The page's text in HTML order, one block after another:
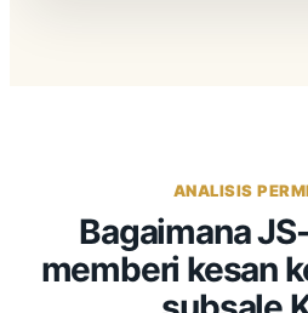
ANALISIS
Bagaimana
memberi kesan